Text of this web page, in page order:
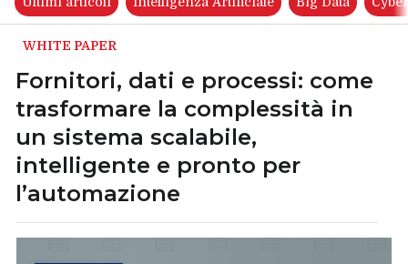
WHITE PAPER
Fornitori, dati e processi: come
trasformare la complessità in
un sistema scalabile,
intelligente e pronto per
l’automazione